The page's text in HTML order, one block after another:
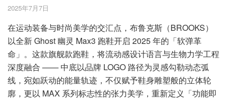
2025年7月7日
在运动装备与时尚美学的交汇点，布鲁克斯（BROOKS）
以全新 Ghost 幽灵 Max3 跑鞋开启 2025 年的「软弹革
命」。这款旗舰款跑鞋，将流动感设计语言与生物力学工程
深度融合 —— 中底以品牌 LOGO 路径为灵感勾勒动态弧
线，宛如跃动的能量轨迹，不仅赋予鞋身雕塑般的立体轮
廓，更以 MAX 系列标志性的张力美学，重新定义「功能即